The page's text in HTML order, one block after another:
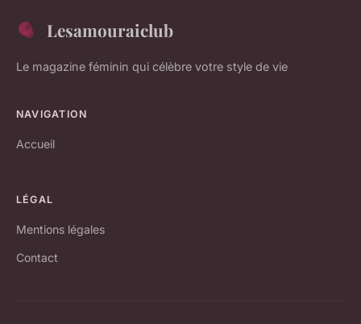
Lesamouraiclub
Le magazine féminin qui célèbre votre style de vie
NAVIGATION
Accueil
LÉGAL
Mentions légales
Contact